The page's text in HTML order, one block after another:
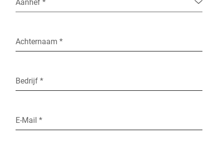
Achternaam *
Bedrijf *
E-Mail *